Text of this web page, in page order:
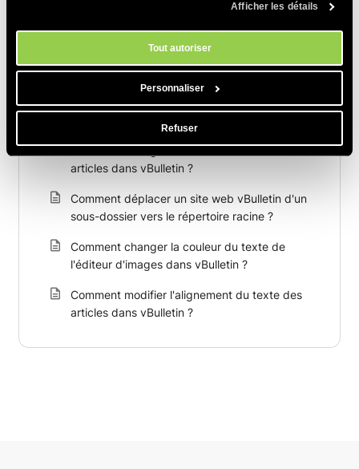
. Vous pouvez gérer vos préférences
Afficher les détails
Tout autoriser
Personnaliser
Refuser
Comment activer/désactiver « Envoyer cette
page à un ami » dans vBulletin ?
Comment insérer du code source de
programmation dans des articles de
Comment changer la couleur du texte des
articles dans vBulletin ?
Comment déplacer un site web vBulletin d'un
sous-dossier vers le répertoire racine ?
Comment changer la couleur du texte de
l'éditeur d'images dans vBulletin ?
Comment modifier l'alignement du texte des
articles dans vBulletin ?